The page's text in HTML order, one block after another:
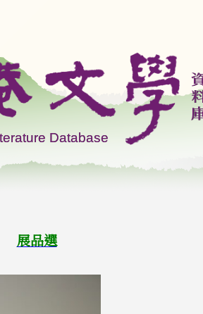
展品選